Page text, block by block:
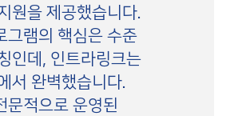
원을 제공했습니다.
그램의 핵심은 수준
인데, 인트라링크는
서 완벽했습니다.
문적으로 운영된